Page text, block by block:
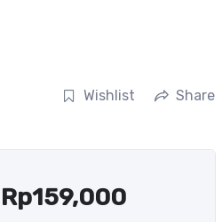
Wishlist Share
Rp159,000